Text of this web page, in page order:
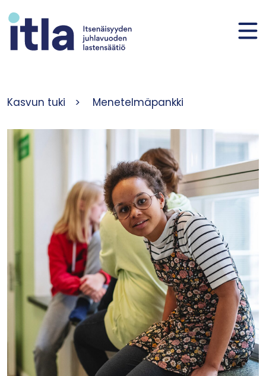
Kasvun tuki > Menetelmäpankki